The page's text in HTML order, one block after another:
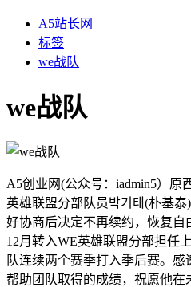
A5站长网
标签
we战队
we战队
A5创业网(公众号：iadmin5）原
英雄联盟分部队员박기태(朴基
好协商后决定不再续约，恢复自
12月转入WE英雄联盟分部担任
队连续两个赛季打入季后赛。
帮助团队取得的成绩，祝愿他在